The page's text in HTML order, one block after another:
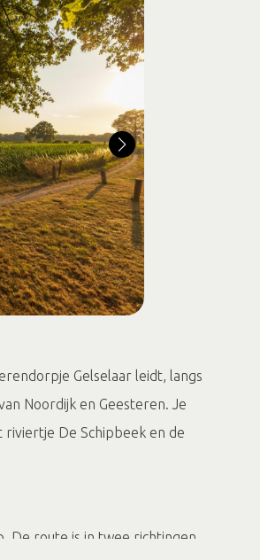
Gelselaar leidt, langs
Noordijk en Geesteren. Je
riviertje De Schipbeek en de
De route is in twee richtingen